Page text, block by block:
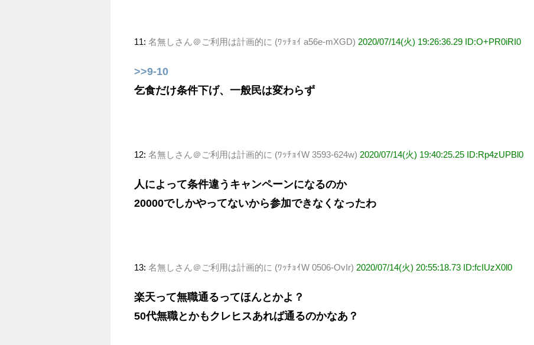
11: 名無しさん＠ご利用は計画的に (ﾜｯﾁｮｲ a56e-mXGD) 2020/07/14(火) 19:26:36.29 ID:O+PR0iRI0
>>9-10
乞食だけ条件下げ、一般民は変わらず
12: 名無しさん＠ご利用は計画的に (ﾜｯﾁｮｲW 3593-624w) 2020/07/14(火) 19:40:25.25 ID:Rp4zUPBl0
人によって条件違うキャンペーンになるのか
20000でしかやってないから参加できなくなったわ
13: 名無しさん＠ご利用は計画的に (ﾜｯﾁｮｲW 0506-OvIr) 2020/07/14(火) 20:55:18.73 ID:fcIUzX0l0
楽天って無職通るってほんとかよ？
50代無職とかもクレヒスあれば通るのかなあ？